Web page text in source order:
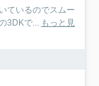
ているのでスムー
3DKで... もっと見